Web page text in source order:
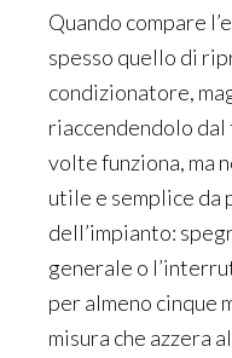
Quando compare
spesso quello di
condizionatore,
riaccendendolo dal
volte funziona, ma
utile e semplice da
dell’impianto:
generale o
per almeno cinque
misura che azzera